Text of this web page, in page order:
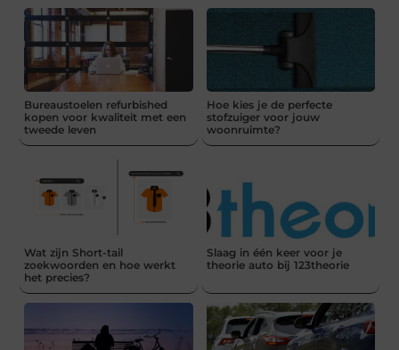
Bureaustoelen refurbished
kopen voor kwaliteit met een
tweede leven
Hoe kies je de perfecte
stofzuiger voor jouw
woonruimte?
Wat zijn Short-tail
zoekwoorden en hoe werkt
het precies?
Slaag in één keer voor je
theorie auto bij 123theorie